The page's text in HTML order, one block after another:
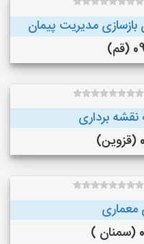
مدیریت پیمان
نقشه برداری
معماری